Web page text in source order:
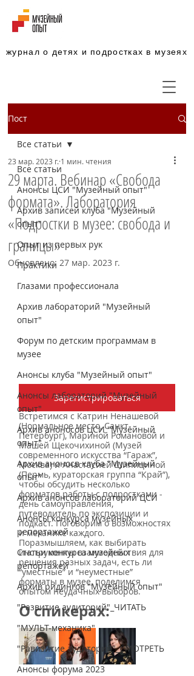
журнал о детях и подростках в музеях
Пост
Все статьи
Анонсы ЦСИ "Музейный опыт"
Архив записей клуба "Музейный
опыт"
Опыт из первых рук
Практики
Глазами профессионала
Архив лабораторий "Музейный
опыт"
Форум по детским программам в
музее
Анонсы клуба "Музейный опыт"
Анонсы лабораторий "Музейный
опыт"
Архив аноносов ЦСИ "Музейный
опыт"
Архив аноносв клуба "Музейный
опыт"
Архив анонсов лабораторий ЦСИ
Анонсы конкурса музейных
репортажей
Статьи конкурса музейных
репортажей
Архив ридингов "Музейный опыт"
"Развитие аудиторий"_ЧИТАТЬ
"МУЛЬТ-механика"
"Равизитие аудиторий"_СМОТРЕТЬ
Анонсы форума 2023
Все статьи
29 марта. Вебинар «Свобода
формата». Лаборатория
«Подростки в музее: свобода и
границы»
23 мар. 2023 г. 1 мин. чтения
Обновлено: 27 мар. 2023 г.
Зарегистрироваться
Встретимся с Катрин Ненашевой
(Нормальное место, Санкт-
Петербург), Мариной Романовой и
Машей Щекочихиной (Музей
современного искусства “Гараж”,
Москва) и Анастасией Шипициной
(Пермь, кураторская группа “Край”),
чтобы обсудить несколько
форматов работы с подростками -
день самоуправления,
путеводитель по экспозиции и
подкаст. Поговорим о возможностях
и механике каждого.
Поразмышляем, как выбирать
инструменты взаимодействия для
решения разных задач, есть ли
“уместные” и “неуместные”
форматы в музее, поделимся
опытом неудачных выборов.
О спикерах: